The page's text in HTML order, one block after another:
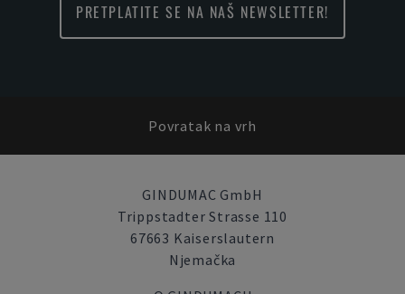
PRETPLATITE SE NA NAŠ NEWSLETTER!
Povratak na vrh
GINDUMAC GmbH
Trippstadter Strasse 110
67663 Kaiserslautern
Njemačka